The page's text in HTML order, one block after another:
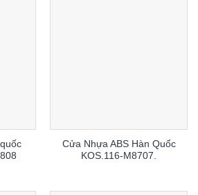
Cửa Nhựa ABS Hàn Quốc
KOS.116-M8707.